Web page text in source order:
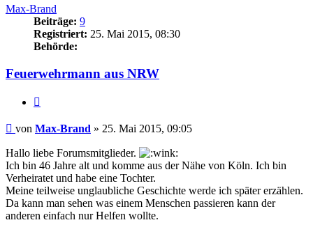
Max-Brand
Beiträge: 9
Registriert: 25. Mai 2015, 08:30
Behörde:
Feuerwehrmann aus NRW
Beitrag
von Max-Brand » 25. Mai 2015, 09:05
Hallo liebe Forumsmitglieder.
Ich bin 46 Jahre alt und komme aus der Nähe von Köln. Ich bin
Verheiratet und habe eine Tochter.
Meine teilweise unglaubliche Geschichte werde ich später erzählen.
Da kann man sehen was einem Menschen passieren kann der
anderen einfach nur Helfen wollte.